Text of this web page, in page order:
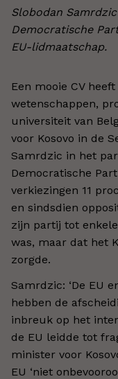
Slobodan
Democratische
EU-lidmaatschap.
Een mooie CV
wetenschappen,
universiteit van
voor Kosovo in de
Samrdzic in het
Democratische
verkiezingen 11
en sindsdien
zijn partij tot
was, maar dat het
zorgde.
Samrdzic: ‘De EU
hebben de
inbreuk op het
de EU leidde tot
minister voor
EU ‘niet